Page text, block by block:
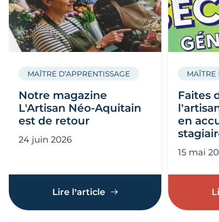
Notre magazine
L'Artisan Néo-Aquitain
est de retour
MAÎTRE D’APPRENTISSAGE
24 juin 2026
Lire l’articleNotre magazine
Faites
en
MAÎTRE
15 mai